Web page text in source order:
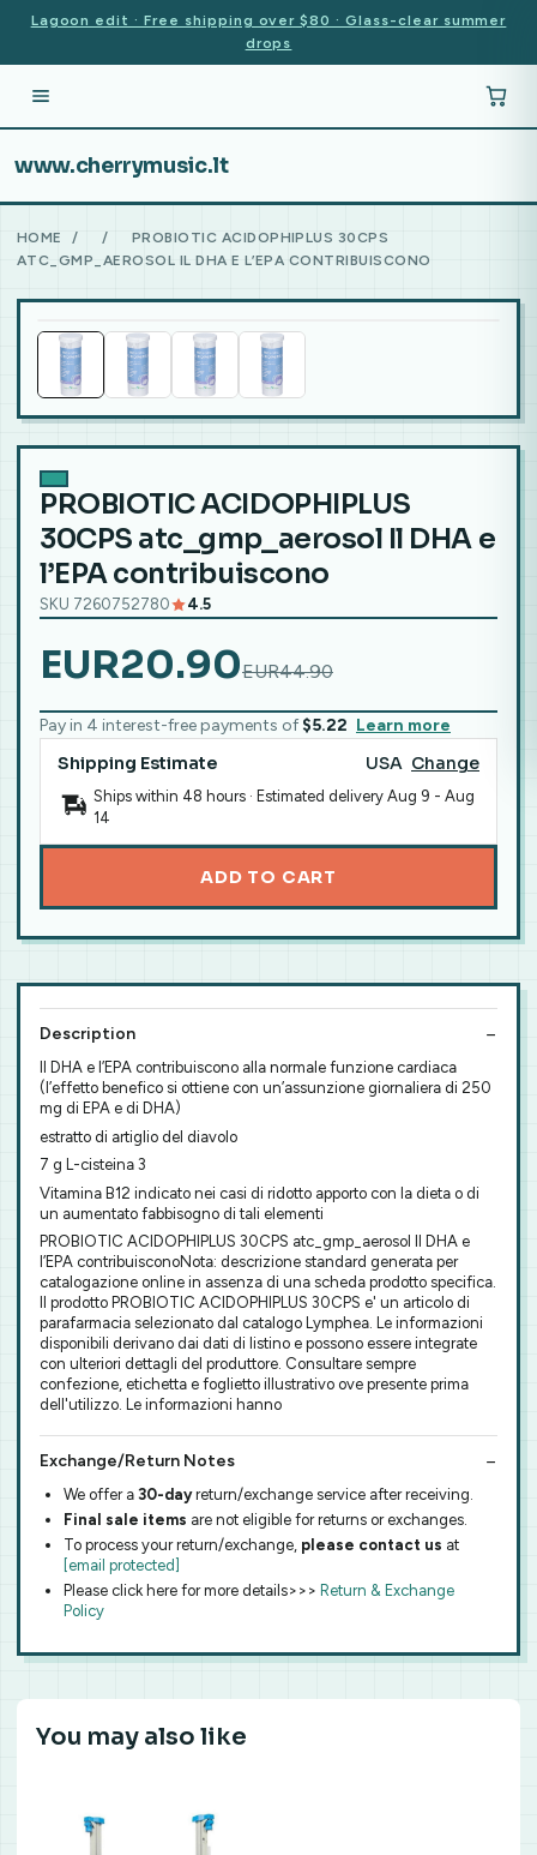
Lagoon edit · Free shipping over $80 · Glass-clear summer
drops
www.cherrymusic.lt
HOME / /
PROBIOTIC ACIDOPHIPLUS 30CPS
ATC_GMP_AEROSOL IL DHA E L’EPA CONTRIBUISCONO
PROBIOTIC ACIDOPHIPLUS
30CPS atc_gmp_aerosol Il DHA e
l’EPA contribuiscono
SKU 7260752780 4.5
EUR20.90EUR44.90
Pay in 4 interest-free payments of $5.22 Learn more
Shipping Estimate USA Change
Ships within 48 hours · Estimated delivery Aug 9 - Aug
14
ADD TO CART
Description
Il DHA e l’EPA contribuiscono alla normale funzione cardiaca
(l’effetto benefico si ottiene con un’assunzione giornaliera di 250
mg di EPA e di DHA)
estratto di artiglio del diavolo
7 g L-cisteina 3
Vitamina B12 indicato nei casi di ridotto apporto con la dieta o di
un aumentato fabbisogno di tali elementi
PROBIOTIC ACIDOPHIPLUS 30CPS atc_gmp_aerosol Il DHA e
l’EPA contribuisconoNota: descrizione standard generata per
catalogazione online in assenza di una scheda prodotto specifica.
Il prodotto PROBIOTIC ACIDOPHIPLUS 30CPS e' un articolo di
parafarmacia selezionato dal catalogo Lymphea. Le informazioni
disponibili derivano dai dati di listino e possono essere integrate
con ulteriori dettagli del produttore. Consultare sempre
confezione, etichetta e foglietto illustrativo ove presente prima
dell'utilizzo. Le informazioni hanno
Exchange/Return Notes
We offer a 30-dayreturn/exchange service after receiving.
Final sale items are not eligible for returns or exchanges.
To process your return/exchange, please contact us at
[email protected]
Please click here for more details>>> Return & Exchange
Policy
You may also like